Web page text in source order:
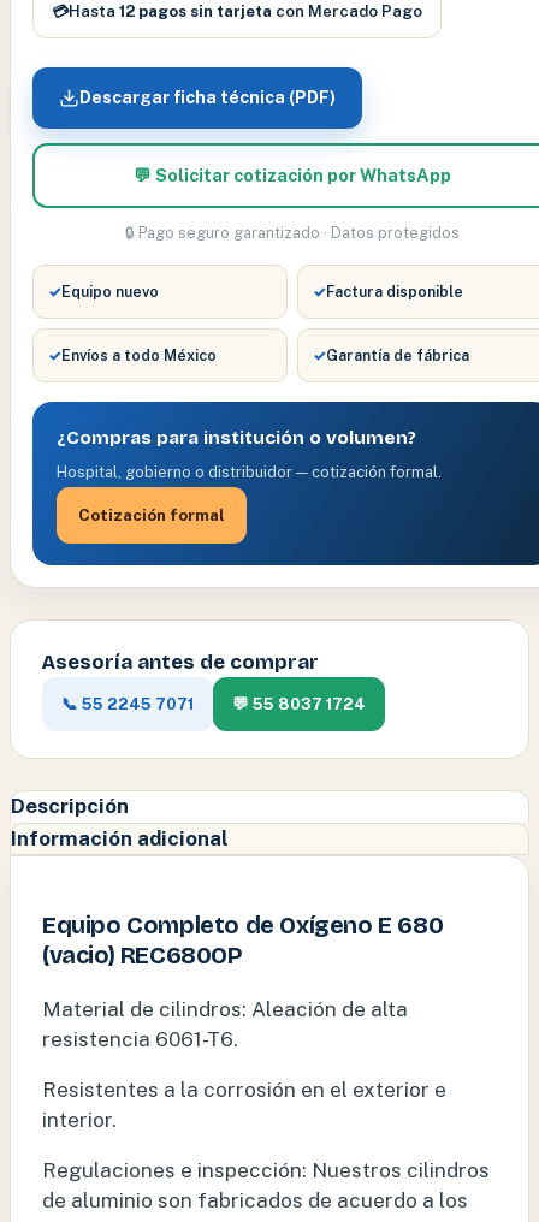
💳Hasta 12 pagos sin tarjeta con Mercado Pago
Descargar ficha técnica (PDF)
💬 Solicitar cotización por WhatsApp
🔒 Pago seguro garantizado · Datos protegidos
✓Equipo nuevo ✓Factura disponible
✓Envíos a todo México ✓Garantía de fábrica
¿Compras para institución o volumen?
Hospital, gobierno o distribuidor — cotización formal.
Cotización formal
Asesoría antes de comprar
📞 55 2245 7071 💬 55 8037 1724
Descripción
Información adicional
Equipo Completo de Oxígeno E 680
(vacio) REC680OP
Material de cilindros: Aleación de alta
resistencia 6061-T6.
Resistentes a la corrosión en el exterior e
interior.
Regulaciones e inspección: Nuestros cilindros
de aluminio son fabricados de acuerdo a los